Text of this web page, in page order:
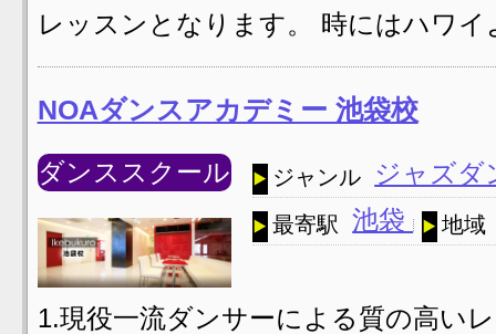
レッスンとなります。 時にはハワ
NOAダンスアカデミー 池袋校
ダンススクール ジャンル ジャズ
最寄駅 池袋 地域
1.現役一流ダンサーによる質の高い